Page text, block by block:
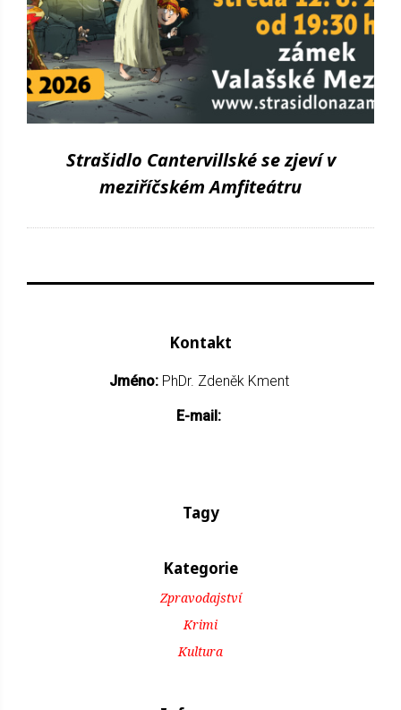
Strašidlo Cantervillské se zjeví v
meziříčském Amfiteátru
Kontakt
Jméno: PhDr. Zdeněk Kment
E-mail:
Tagy
Kategorie
Zpravodajství
Krimi
Kultura